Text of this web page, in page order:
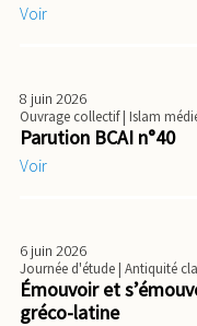
Voir
8 juin 2026
Ouvrage collectif| Islam
Parution BCAI n°40
Voir
6 juin 2026
Journée d'étude| Antiquité
Émouvoir et
gréco-latine